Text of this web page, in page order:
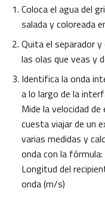
Coloca el agua del
salada y coloreada
Quita el separador
las olas que veas y
Identifica la onda
a lo largo de la
Mide la velocidad
cuesta viajar de un
varias medidas y
onda con la fórmula:
Longitud del
onda (m/s)